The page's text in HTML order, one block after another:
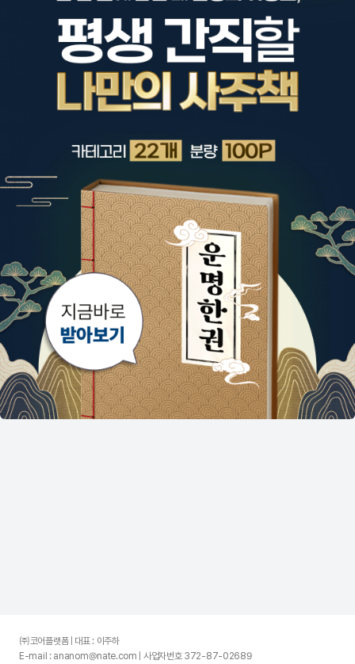
㈜코어플랫폼 | 대표 : 이주하
E-mail : ananom@nate.com | 사업자번호 372-87-02689